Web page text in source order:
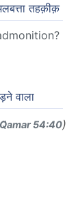
तहक़ीक़
वाला
54:40)